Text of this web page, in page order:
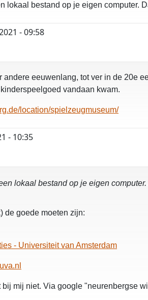
lokaal bestand op je eigen computer.
- 09:58
andere eeuwenlang, tot ver in de 20e
vandaan kwam.
location/spielzeugmuseum/
- 10:35
lokaal bestand op je eigen
de goede moeten zijn:
- Universiteit van Amsterdam
bij mij niet. Via google "neurenbergse